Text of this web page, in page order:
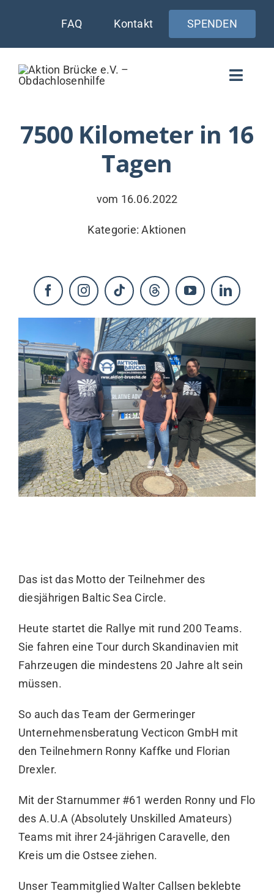
springen
FAQ Kontakt SPENDEN
Toggle
KONTAKT
7500 Kilometer in 16
Tagen
vom 16.06.2022
Kategorie:Aktionen
Das ist das Motto der Teilnehmer des
diesjährigen Baltic Sea Circle.
Heute startet die Rallye mit rund 200 Teams.
Sie fahren eine Tour durch Skandinavien mit
Fahrzeugen die mindestens 20 Jahre alt sein
müssen.
So auch das Team der Germeringer
Unternehmensberatung Vecticon GmbH mit
den Teilnehmern Ronny Kaffke und Florian
Drexler.
Mit der Starnummer #61 werden Ronny und Flo
desA.U.A (Absolutely Unskilled Amateurs)
Teams mit ihrer 24-jährigen Caravelle, den
Kreis um die Ostsee ziehen.
Unser Teammitglied Walter Callsen beklebte